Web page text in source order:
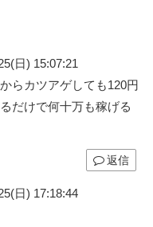
日) 15:07:21
らカツアゲしても120円
だけで何十万も稼げる
返信
日) 17:18:44